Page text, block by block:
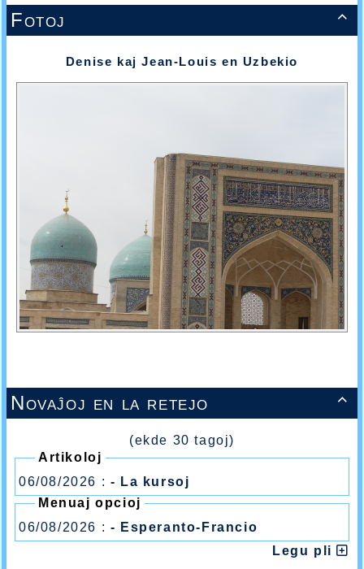

Fotoj
Denise kaj Jean-Louis en Uzbekio

Novaĵoj en la retejo
(ekde 30 tagoj)
Artikoloj
06/08/2026 : - La kursoj
Menuaj opcioj
06/08/2026 : - Esperanto-Francio
Legu pli